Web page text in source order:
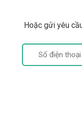
Hoặc gửi yêu